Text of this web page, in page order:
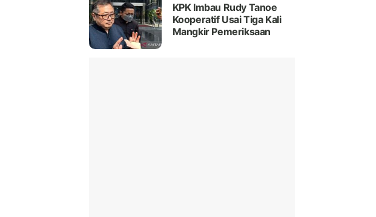
KPK Imbau Rudy Tanoe
Kooperatif Usai Tiga Kali
Mangkir Pemeriksaan